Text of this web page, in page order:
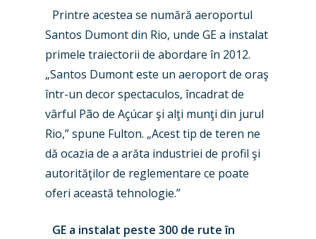
Printre acestea se numără aeroportul
Santos Dumont din Rio, unde GE a instalat
primele traiectorii de abordare în 2012.
„Santos Dumont este un aeroport de oraş
într-un decor spectaculos, încadrat de
vârful Pão de Açúcar şi alţi munţi din jurul
Rio,” spune Fulton. „Acest tip de teren ne
dă ocazia de a arăta industriei de profil şi
autorităţilor de reglementare ce poate
oferi această tehnologie.”
GE a instalat peste 300 de rute în